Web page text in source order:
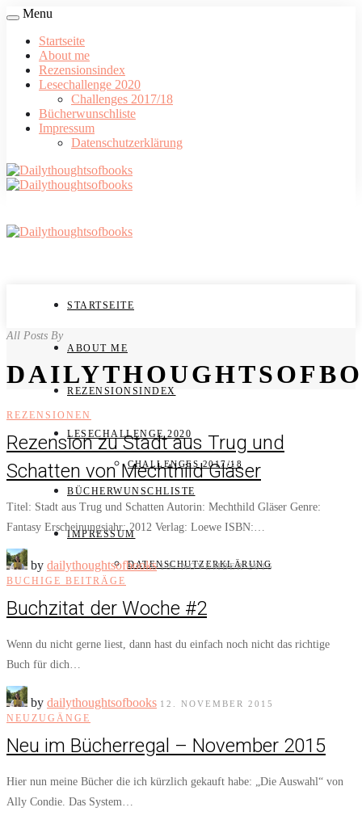
Menu
Startseite
About me
Rezensionsindex
Lesechallenge 2020
Challenges 2017/18
Bücherwunschliste
Impressum
Datenschutzerklärung
STARTSEITE
ABOUT ME
REZENSIONSINDEX
LESECHALLENGE 2020
CHALLENGES 2017/18
BÜCHERWUNSCHLISTE
IMPRESSUM
DATENSCHUTZERKLÄRUNG
All Posts By
REZENSIONEN
Rezension zu Stadt aus Trug und
Schatten von Mechthild Gläser
Titel: Stadt aus Trug und Schatten Autorin: Mechthild Gläser Genre:
Fantasy Erscheinungsjahr: 2012 Verlag: Loewe ISBN:…
by dailythoughtsofbooks 13. NOVEMBER 2015
BUCHIGE BEITRÄGE
Buchzitat der Woche #2
Wenn du nicht gerne liest, dann hast du einfach noch nicht das richtige
Buch für dich…
by dailythoughtsofbooks 12. NOVEMBER 2015
NEUZUGÄNGE
Neu im Bücherregal – November 2015
Hier nun meine Bücher die ich kürzlich gekauft habe: „Die Auswahl“ von
Ally Condie. Das System…